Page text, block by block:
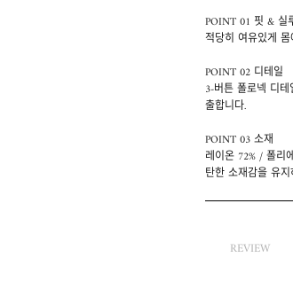
POINT 01 핏 & 실
적당히 여유있게
POINT 02 디테일
3-버튼 폴로넥 디
출합니다.
POINT 03 소재
레이온 72% / 폴리
탄한 소재감을 유
REVIEW